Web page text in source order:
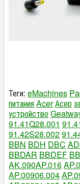
Теги: eMachines
питанияAcerАсер
устройство
91.41Q28.001
91.42S28.002
BBN BDH DBC
BBDAR BBDEF
AK.090AP.016
AP.00906.004